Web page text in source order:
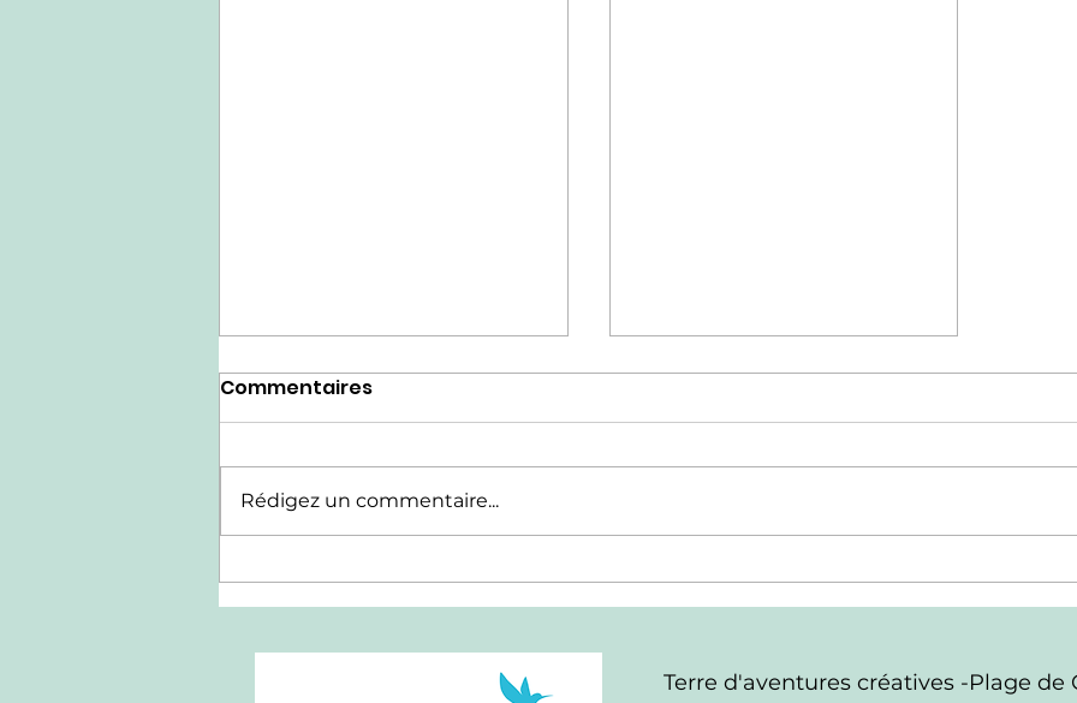
Atelier en ligne pour
préparer l'été!
Atelier Journal Créatif et
Contes
Commentaires
Rédigez un commentaire...
Terre d'aventures créatives -Plage de